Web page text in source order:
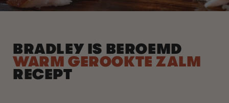
BRADLEY IS BEROEMD
WARM GEROOKTE ZALM
RECEPT